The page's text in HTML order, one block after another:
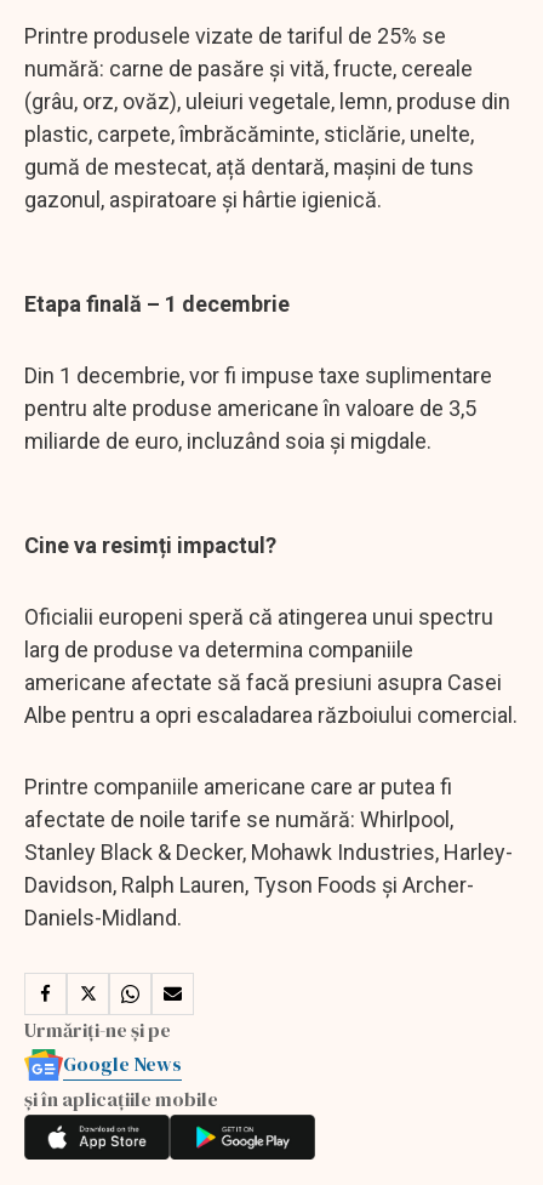
Printre produsele vizate de tariful de 25% se
numără: carne de pasăre și vită, fructe, cereale
(grâu, orz, ovăz), uleiuri vegetale, lemn, produse din
plastic, carpete, îmbrăcăminte, sticlărie, unelte,
gumă de mestecat, ață dentară, mașini de tuns
gazonul, aspiratoare și hârtie igienică.
Etapa finală – 1 decembrie
Din 1 decembrie, vor fi impuse taxe suplimentare
pentru alte produse americane în valoare de 3,5
miliarde de euro, incluzând soia și migdale.
Cine va resimți impactul?
Oficialii europeni speră că atingerea unui spectru
larg de produse va determina companiile
americane afectate să facă presiuni asupra Casei
Albe pentru a opri escaladarea războiului comercial.
Printre companiile americane care ar putea fi
afectate de noile tarife se numără: Whirlpool,
Stanley Black & Decker, Mohawk Industries, Harley-
Davidson, Ralph Lauren, Tyson Foods și Archer-
Daniels-Midland.
Urmăriți-ne și pe
Google News
și în aplicațiile mobile